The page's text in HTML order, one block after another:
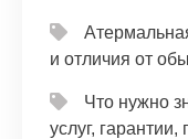
и отличия от
Что нужно
услуг,